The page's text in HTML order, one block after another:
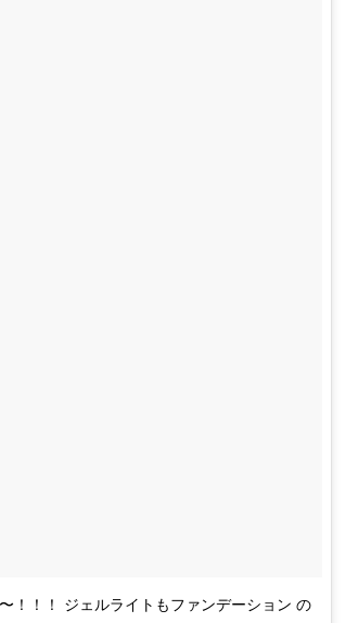
！！！ ジェルライトもファンデーション の